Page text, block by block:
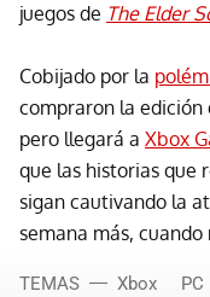
juegos de The Elder
Cobijado por la
compraron la edición
pero llegará a Xbox
que las historias que
sigan cautivando la
semana más, cuando
TEMAS Xbox PC